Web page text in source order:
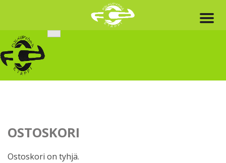
content
OSTOSKORI
Ostoskori on tyhjä.